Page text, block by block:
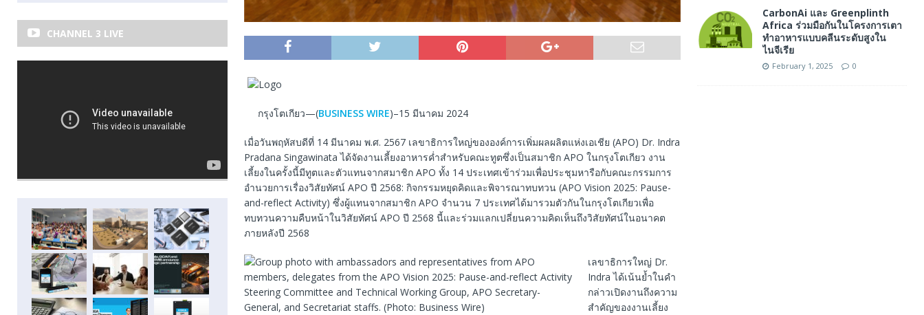
กรุงโตเกียว—(BUSINESS WIRE)–15 มีนาคม 2024
เมื่อวันพฤหัสบดีที่ 14 มีนาคม พ.ศ. 2567 เลขาธิการใหญ่ขององค์การเพิ่มผลผลิตแห่งเอเชีย (APO) Dr. Indra
Pradana Singawinata ได้จัดงานเลี้ยงอาหารค่ำสำหรับคณะทูตซึ่งเป็นสมาชิก APO ในกรุงโตเกียว งาน
เลี้ยงในครั้งนี้มีทูตและตัวแทนจากสมาชิก APO ทั้ง 14 ประเทศเข้าร่วมเพื่อประชุมหารือกับคณะกรรมการ
อำนวยการเรื่องวิสัยทัศน์ APO ปี 2568: กิจกรรมหยุดคิดและพิจารณาทบทวน (APO Vision 2025: Pause-
and-reflect Activity) ซึ่งผู้แทนจากสมาชิก APO จำนวน 7 ประเทศได้มารวมตัวกันในกรุงโตเกียวเพื่อ
ทบทวนความคืบหน้าในวิสัยทัศน์ APO ปี 2568 นี้และร่วมแลกเปลี่ยนความคิดเห็นถึงวิสัยทัศน์ในอนาคต
ภายหลังปี 2568
เลขาธิการใหญ่ Dr.
Indra ได้เน้นย้ำในคำ
กล่าวเปิดงานถึงความ
สำคัญของงานเลี้ยง
CHANNEL 3 LIVE
CarbonAi และ Greenplinth
Africa ร่วมมือกันในโครงการเตา
ทำอาหารแบบคลีนระดับสูงใน
ไนจีเรีย
February 1, 2025 0